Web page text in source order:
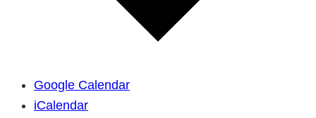
Google Calendar
iCalendar